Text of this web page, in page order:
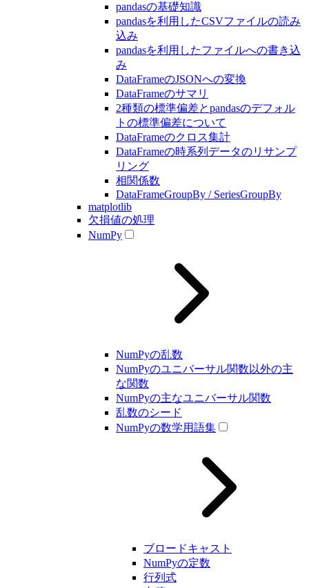
pandasの基礎知識
pandasを利用したCSVファイルの読み
込み
pandasを利用したファイルへの書き込
み
DataFrameのJSONへの変換
DataFrameのサマリ
2種類の標準偏差とpandasのデフォル
トの標準偏差について
DataFrameのクロス集計
DataFrameの時系列データのリサンプ
リング
相関係数
DataFrameGroupBy / SeriesGroupBy
matplotlib
欠損値の処理
NumPy
NumPyの乱数
NumPyのユニバーサル関数以外の主
な関数
NumPyの主なユニバーサル関数
乱数のシード
NumPyの数学用語集
ブロードキャスト
NumPyの定数
行列式